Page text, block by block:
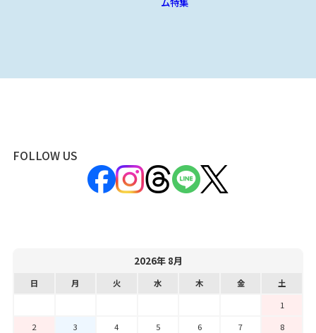
FOLLOW US
2026年 8月
日 月 火 水 木 金
土
1
2
3 4 5 6 7
8